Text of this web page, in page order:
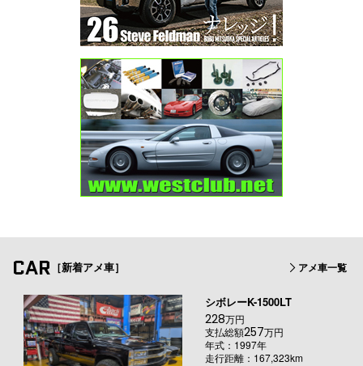
CAR ［新着アメ車］ アメ車一覧
シボレーK-1500LT
228万円
支払総額257万円
年式：1997年
走行距離：167,323km